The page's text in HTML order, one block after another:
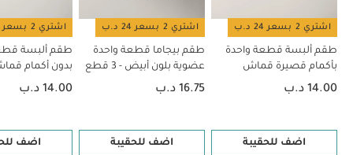
اشتري 2 بسعر 24 د.ب
طقم ألبسة قطعة واحدة
بأكمام قصيرة قماش
عضوي بلون أبيض - 5 قطع
14.00 د.ب
اضف للحقيبة
اشتري 2 بسعر 24 د.ب
طقم بيجاما قطعة واحدة
عضوية بلون أبيض - 3 قطع
16.75 د.ب
اضف للحقيبة
اشتري 2 بسعر 24 د.ب
طقم ألبسة
بدون أكمام
بلون أبيض - 5 قطع
14.00 د.ب
اضف